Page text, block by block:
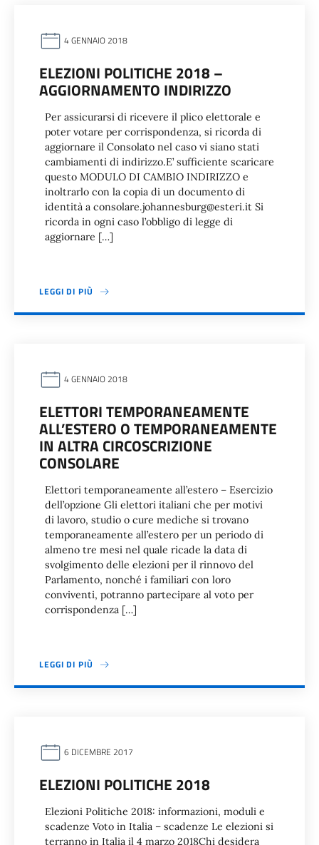
4 GENNAIO 2018
ELEZIONI POLITICHE 2018 –
AGGIORNAMENTO INDIRIZZO
Per assicurarsi di ricevere il plico elettorale e
poter votare per corrispondenza, si ricorda di
aggiornare il Consolato nel caso vi siano stati
cambiamenti di indirizzo.E’ sufficiente scaricare
questo MODULO DI CAMBIO INDIRIZZO e
inoltrarlo con la copia di un documento di
identità a consolare.johannesburg@esteri.it Si
ricorda in ogni caso l’obbligo di legge di
aggiornare […]
LEGGI DI PIÙ
4 GENNAIO 2018
ELETTORI TEMPORANEAMENTE
ALL’ESTERO O TEMPORANEAMENTE
IN ALTRA CIRCOSCRIZIONE
CONSOLARE
Elettori temporaneamente all’estero – Esercizio
dell’opzione Gli elettori italiani che per motivi
di lavoro, studio o cure mediche si trovano
temporaneamente all’estero per un periodo di
almeno tre mesi nel quale ricade la data di
svolgimento delle elezioni per il rinnovo del
Parlamento, nonché i familiari con loro
conviventi, potranno partecipare al voto per
corrispondenza […]
LEGGI DI PIÙ
6 DICEMBRE 2017
ELEZIONI POLITICHE 2018
Elezioni Politiche 2018: informazioni, moduli e
scadenze Voto in Italia – scadenze Le elezioni si
terranno in Italia il 4 marzo 2018Chi desidera